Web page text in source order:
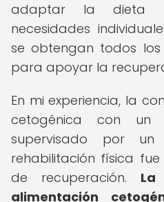
adaptar la dieta
necesidades
se obtengan todos los
para apoyar la
En mi experiencia, la
cetogénica con un
supervisado por
rehabilitación física
de recuperación.
alimentación